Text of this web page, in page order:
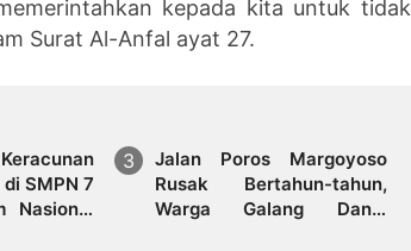
kepada kita untuk tidak
Surat Al-Anfal ayat 27.
SMPN 7
Nasional
Jalan Poros Margoyoso
Rusak Bertahun-tahun,
Warga Galang Dana;